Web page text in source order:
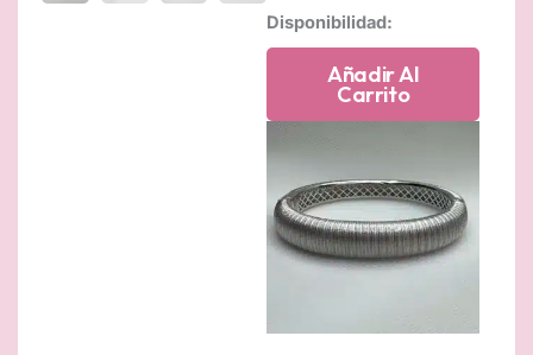
Disponibilidad:
Pendientes
matizado
en
blanco
cantidad
Añadir Al
Carrito